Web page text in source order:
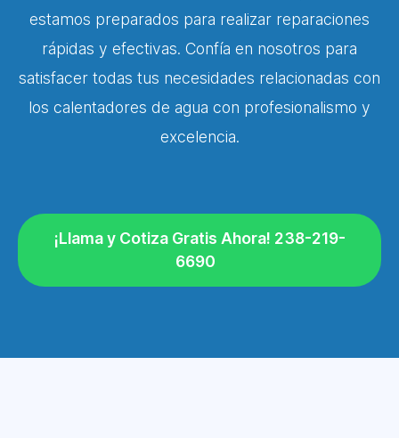
estamos preparados para realizar reparaciones
rápidas y efectivas. Confía en nosotros para
satisfacer todas tus necesidades relacionadas con
los calentadores de agua con profesionalismo y
excelencia.
¡Llama y Cotiza Gratis Ahora! 238-219-
6690